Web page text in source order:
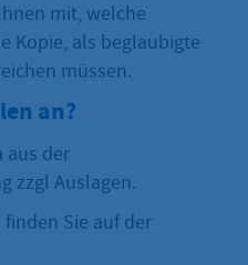
mit, welche
Kopie, als beglaubigte
müssen.
an?
aus der
zzgl Auslagen.
Sie auf der